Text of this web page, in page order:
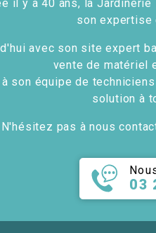
il y a 40 ans, la
son expertise
avec son site expert
vente de matériel
à son équipe de
solution à
N'hésitez pas à nous
03